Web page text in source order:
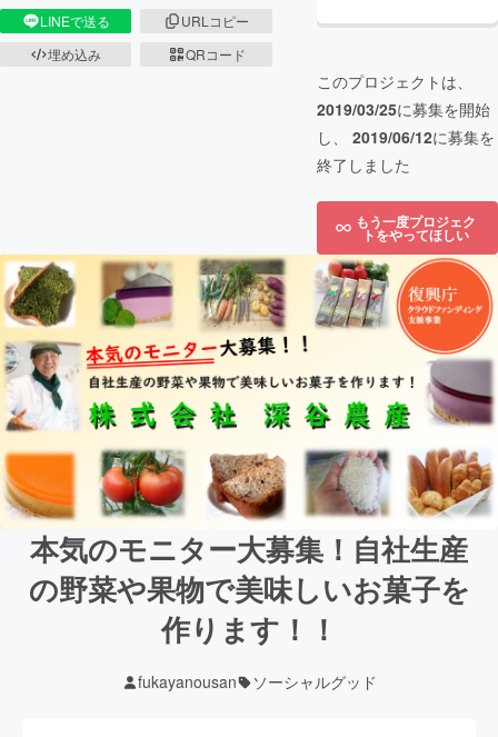
LINEで送る
URLコピー
埋め込み
QRコード
このプロジェクトは、
2019/03/25に募集を開始
し、 2019/06/12に募集を
終了しました
もう一度プロジェク
トをやってほしい
本気のモニター大募集！自社生産
の野菜や果物で美味しいお菓子を
作ります！！
fukayanousan ソーシャルグッド